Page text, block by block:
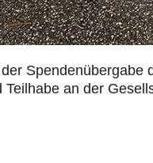
Spendenübergabe
Teilhabe an der